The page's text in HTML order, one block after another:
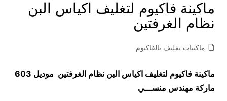
‏ماكينة فاكيوم لتغليف اكياس البن
نظام الغرفتين
ماكينات تغليف بالفاكيوم
‏ماكينة فاكيوم لتغليف اكياس البن نظام الغرفتين موديل 603
ماركة مهندس منســـي